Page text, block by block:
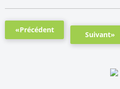
«Précédent
Suivant»